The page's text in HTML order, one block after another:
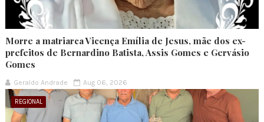
Morre a matriarca Vicença Emília de Jesus, mãe dos ex-
prefeitos de Bernardino Batista, Assis Gomes e Gervásio
Gomes
Geraldo Andrade Aug 06, 2026
REGIONAL